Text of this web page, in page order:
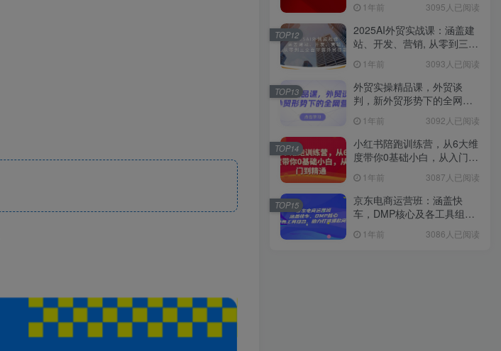
1年前 3095人已阅读
2025AI外贸实战课：涵盖建
站、开发、营销, 从零到三全
1年前 3093人已阅读
TOP12
外贸实操精品课，外贸谈
判，新外贸形势下的全网营
1年前 3092人已阅读
TOP13
小红书陪跑训练营，从6大维
度带你0基础小白，从入门到
1年前 3087人已阅读
TOP14
京东电商运营班：涵盖快
车，DMP核心及各工具组
1年前 3086人已阅读
TOP15